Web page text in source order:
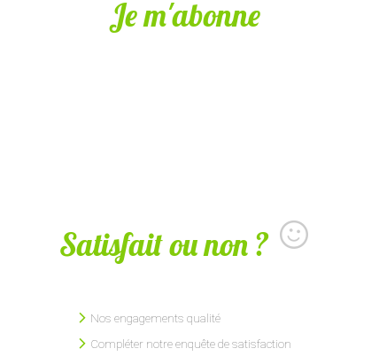
Je m'abonne
Satisfait ou non ?
Nos engagements qualité
Compléter notre enquête de satisfaction